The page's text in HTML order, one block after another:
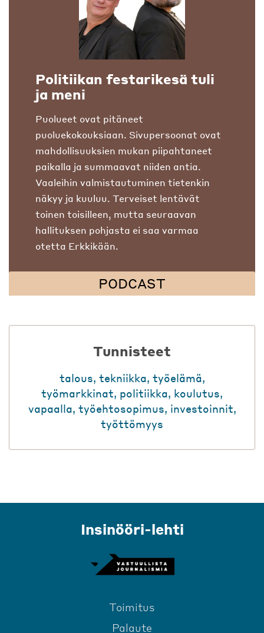
Politiikan festarikesä tuli
ja meni
Puolueet ovat pitäneet
puoluekokouksiaan. Sivupersoonat ovat
mahdollisuuksien mukan piipahtaneet
paikalla ja summaavat niiden antia.
Vaaleihin valmistautuminen tietenkin
näkyy ja kuuluu. Terveiset lentävät
toinen toisilleen, mutta seuraavan
hallituksen pohjasta ei saa varmaa
otetta Erkkikään.
PODCAST
Tunnisteet
talous, tekniikka, työelämä,
työmarkkinat, politiikka, koulutus,
vapaalla, työehtosopimus, investoinnit,
työttömyys
Insinööri-lehti
Toimitus
Palaute